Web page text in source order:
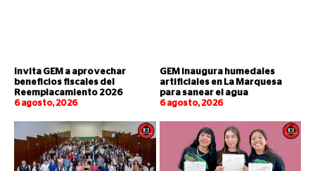
Invita GEM a aprovechar
beneficios fiscales del
Reemplacamiento 2026
6 agosto, 2026
GEM inaugura humedales
artificiales en La Marquesa
para sanear el agua
6 agosto, 2026